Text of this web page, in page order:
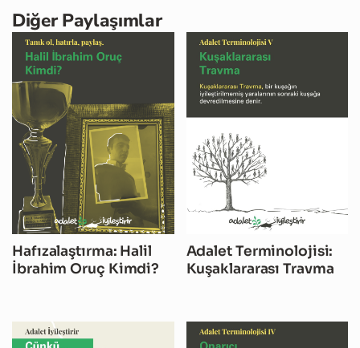
Diğer Paylaşımlar
Hafızalaştırma: Halil
İbrahim Oruç Kimdi?
Adalet Terminolojisi:
Kuşaklararası Travma